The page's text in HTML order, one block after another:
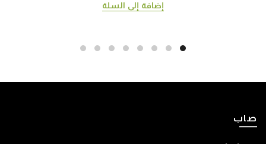
إضافة إلى السلة
صاب